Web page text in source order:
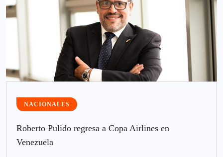
NACIONALES
Roberto Pulido regresa a Copa Airlines en
Venezuela